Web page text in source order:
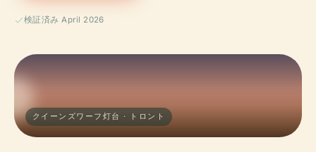
検証済み April 2026
クイーンズワーフ灯台 · トロント